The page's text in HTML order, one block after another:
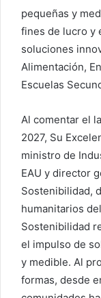
pequeñas y
fines de lucro y
soluciones
Alimentación,
Escuelas
Al comentar el
2027, Su
ministro de
EAU y director
Sostenibilidad,
humanitarios
Sostenibilidad
el impulso de
y medible. Al
formas, desde